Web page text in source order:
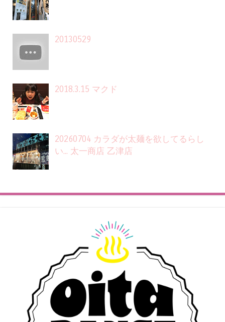
20130529
2018.3.15 マクド
20260704 カラダが太麺を欲してるらし
い... 太一商店 乙津店